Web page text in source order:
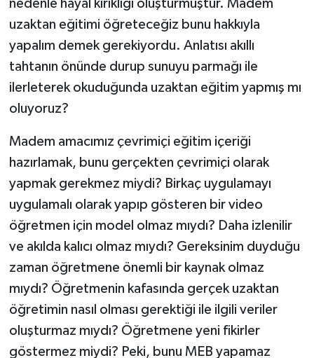
nedenle hayal kırıklığı oluşturmuştur. Madem
uzaktan eğitimi öğreteceğiz bunu hakkıyla
yapalım demek gerekiyordu. Anlatısı akıllı
tahtanın önünde durup sunuyu parmağı ile
ilerleterek okuduğunda uzaktan eğitim yapmış mı
oluyoruz?
Madem amacımız çevrimiçi eğitim içeriği
hazırlamak, bunu gerçekten çevrimiçi olarak
yapmak gerekmez miydi? Birkaç uygulamayı
uygulamalı olarak yapıp gösteren bir video
öğretmen için model olmaz mıydı? Daha izlenilir
ve akılda kalıcı olmaz mıydı? Gereksinim duyduğu
zaman öğretmene önemli bir kaynak olmaz
mıydı? Öğretmenin kafasında gerçek uzaktan
öğretimin nasıl olması gerektiği ile ilgili veriler
oluşturmaz mıydı? Öğretmene yeni fikirler
göstermez miydi? Peki, bunu MEB yapamaz